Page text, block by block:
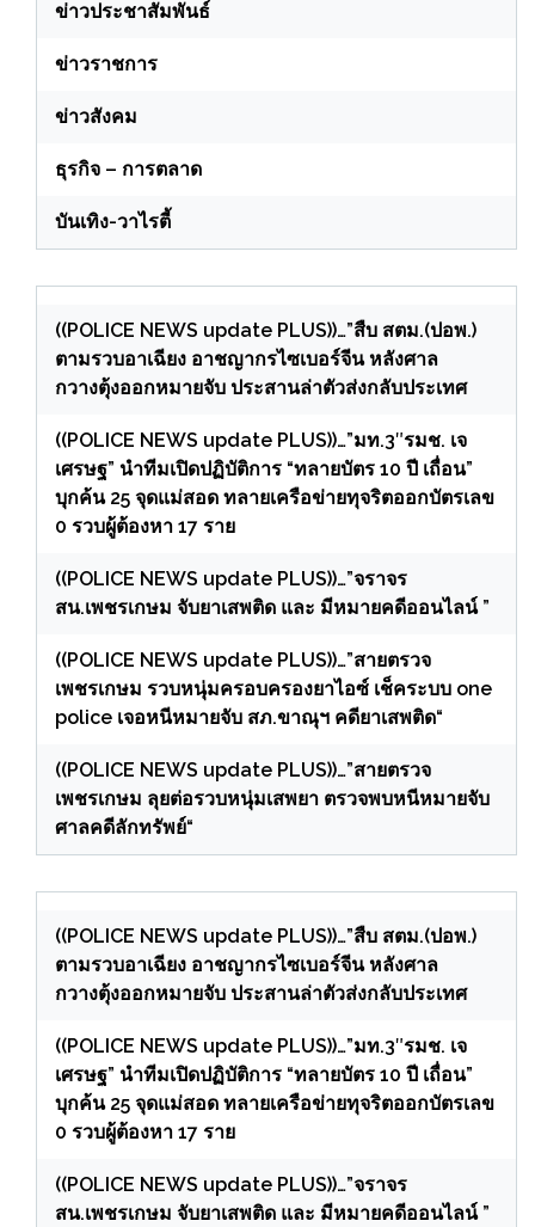
ข่าวประชาสัมพันธ์
ข่าวราชการ
ข่าวสังคม
ธุรกิจ – การตลาด
บันเทิง-วาไรตี้
((POLICE NEWS update PLUS))…”สืบ สตม.(ปอพ.)
ตามรวบอาเฉียง อาชญากรไซเบอร์จีน หลังศาล
กวางตุ้งออกหมายจับ ประสานล่าตัวส่งกลับประเทศ
((POLICE NEWS update PLUS))…”มท.3″รมช. เจ
เศรษฐ” นำทีมเปิดปฏิบัติการ “ทลายบัตร 10 ปี เถื่อน”
บุกค้น 25 จุดแม่สอด ทลายเครือข่ายทุจริตออกบัตรเลข
0 รวบผู้ต้องหา 17 ราย
((POLICE NEWS update PLUS))…”จราจร
สน.เพชรเกษม จับยาเสพติด และ มีหมายคดีออนไลน์ ”
((POLICE NEWS update PLUS))…”สายตรวจ
เพชรเกษม รวบหนุ่มครอบครองยาไอซ์ เช็คระบบ one
police เจอหนีหมายจับ สภ.ขาณุฯ คดียาเสพติด“
((POLICE NEWS update PLUS))…”สายตรวจ
เพชรเกษม ลุยต่อรวบหนุ่มเสพยา ตรวจพบหนีหมายจับ
ศาลคดีลักทรัพย์“
((POLICE NEWS update PLUS))…”สืบ สตม.(ปอพ.)
ตามรวบอาเฉียง อาชญากรไซเบอร์จีน หลังศาล
กวางตุ้งออกหมายจับ ประสานล่าตัวส่งกลับประเทศ
((POLICE NEWS update PLUS))…”มท.3″รมช. เจ
เศรษฐ” นำทีมเปิดปฏิบัติการ “ทลายบัตร 10 ปี เถื่อน”
บุกค้น 25 จุดแม่สอด ทลายเครือข่ายทุจริตออกบัตรเลข
0 รวบผู้ต้องหา 17 ราย
((POLICE NEWS update PLUS))…”จราจร
สน.เพชรเกษม จับยาเสพติด และ มีหมายคดีออนไลน์ ”